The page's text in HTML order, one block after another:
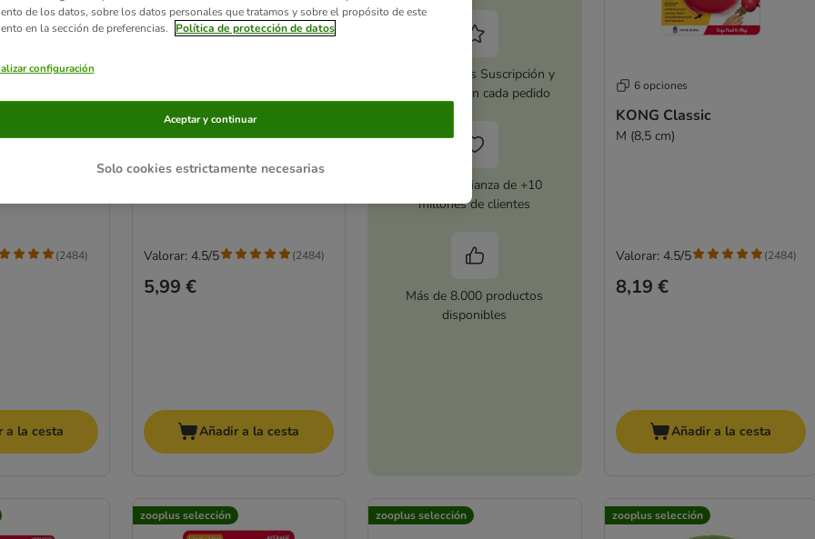
(2484)
a la cesta
KONG Classic
S: aprox. 7 cm
5,99 €
Valorar: 4.5/5 (2484)
Añadir a la cesta
Activa zooplus Suscripción y
ahorra 5 % en cada pedido
Con la confianza de +10
millones de clientes
Más de 8.000 productos
disponibles
6 opciones
KONG Classic
M (8,5 cm)
8,19 €
Valorar: 4.5/5 (2484)
Añadir a la cesta
zooplus selección zooplus selección zooplus selección
de los datos, sobre los datos personales que tratamos y sobre el propósito de este
en la sección de preferencias.
Política de protección de datos
configuración
Solo cookies estrictamente necesarias
Aceptar y continuar